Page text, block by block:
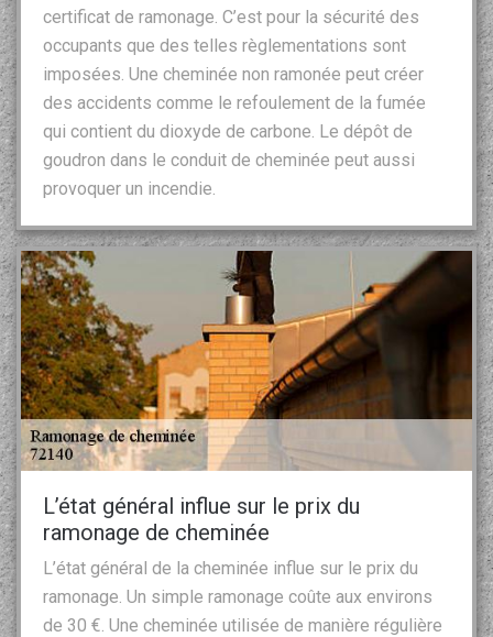
certificat de ramonage. C’est pour la sécurité des
occupants que des telles règlementations sont
imposées. Une cheminée non ramonée peut créer
des accidents comme le refoulement de la fumée
qui contient du dioxyde de carbone. Le dépôt de
goudron dans le conduit de cheminée peut aussi
provoquer un incendie.
L’état général influe sur le prix du
ramonage de cheminée
L’état général de la cheminée influe sur le prix du
ramonage. Un simple ramonage coûte aux environs
de 30 €. Une cheminée utilisée de manière régulière